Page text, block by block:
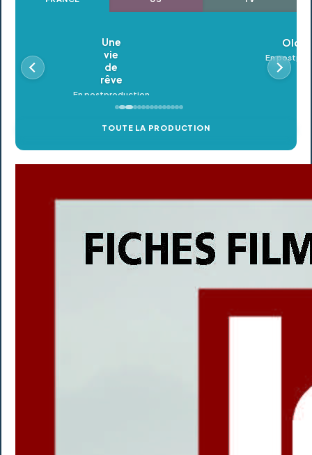
Oldeupe
En postproduction
TOUTE LA PRODUCTION